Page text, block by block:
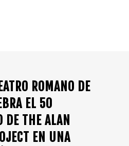
ROMANO DE
EL 50
DE THE ALAN
EN UNA